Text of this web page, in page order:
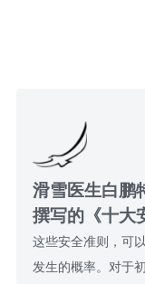
滑雪医生白鹏
撰写的《十大
这些安全准则，可
发生的概率。对于